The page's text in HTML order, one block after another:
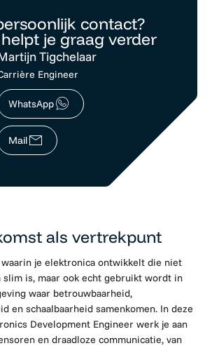
contact?
je graag verder
Tigchelaar
Engineer
WhatsApp
Mail
als vertrekpunt
je elektronica ontwikkelt die niet
slim is, maar ook echt gebruikt wordt in
waar betrouwbaarheid,
en schaalbaarheid samenkomen. In deze
Development Engineer werk je aan
en draadloze communicatie, van